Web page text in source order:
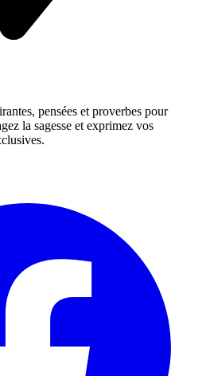
pensées et proverbes pour
la sagesse et exprimez vos